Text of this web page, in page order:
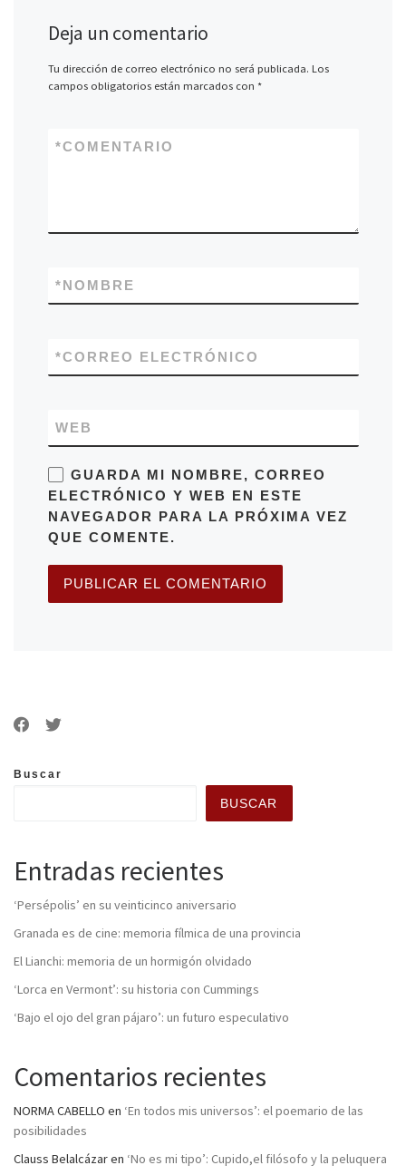
Deja un comentario
Tu dirección de correo electrónico no será publicada. Los
campos obligatorios están marcados con *
COMENTARIO
*
NOMBRE
*
CORREO ELECTRÓNICO
*
WEB
GUARDA MI NOMBRE, CORREO
ELECTRÓNICO Y WEB EN ESTE
NAVEGADOR PARA LA PRÓXIMA VEZ
QUE COMENTE.
Buscar
BUSCAR
Entradas recientes
‘Persépolis’ en su veinticinco aniversario
Granada es de cine: memoria fílmica de una provincia
El Lianchi: memoria de un hormigón olvidado
‘Lorca en Vermont’: su historia con Cummings
‘Bajo el ojo del gran pájaro’: un futuro especulativo
Comentarios recientes
NORMA CABELLO en ‘En todos mis universos’: el poemario de las
posibilidades
Clauss Belalcázaren ‘No es mi tipo’: Cupido,el filósofo y la peluquera